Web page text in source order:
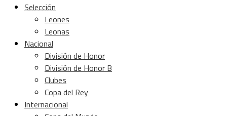
Selección
Leones
Leonas
Nacional
División de Honor
División de Honor B
Clubes
Copa del Rey
Internacional